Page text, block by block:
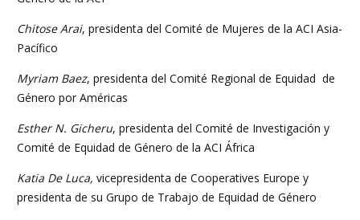
Chitose Arai, presidenta del Comité de Mujeres de la ACI Asia-
Pacífico
Myriam Baez, presidenta del Comité Regional de Equidad de
Género por Américas
Esther N. Gicheru, presidenta del Comité de Investigación y
Comité de Equidad de Género de la ACI África
Katia De Luca, vicepresidenta de Cooperatives Europe y
presidenta de su Grupo de Trabajo de Equidad de Género